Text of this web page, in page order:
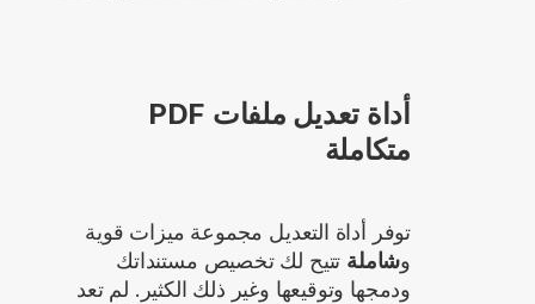
أداة تعديل ملفات PDF
متكاملة
توفر أداة التعديل مجموعة ميزات قوية
وشاملة تتيح لك تخصيص مستنداتك
ودمجها وتوقيعها وغير ذلك الكثير. لم تعد